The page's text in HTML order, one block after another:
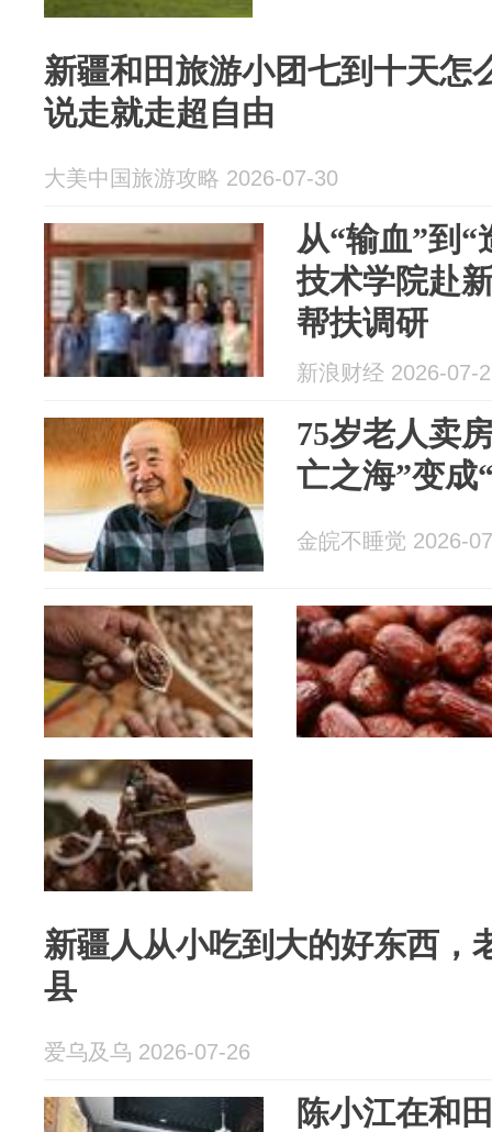
新疆和田旅游小团七到十天怎
说走就走超自由
大美中国旅游攻略 2026-07-30
从“输血”到
技术学院赴
帮扶调研
新浪财经 2026-07-
75岁老人卖
亡之海”变成
金皖不睡觉 2026-
新疆人从小吃到大的好东西，
县
爱乌及乌 2026-07-26
陈小江在和